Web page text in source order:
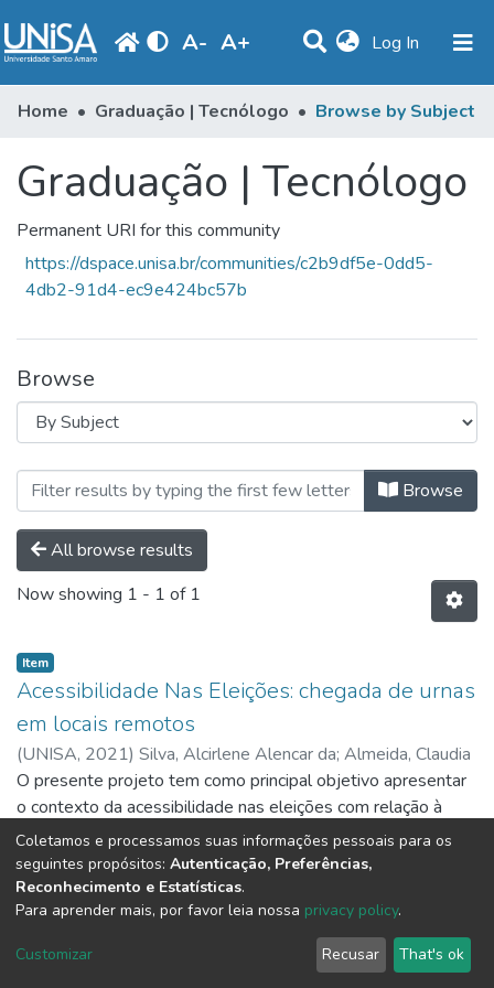
A- A+ Log In (current)
Communities & Collections
Produção Docente
Library
Periodicals
Home Graduação | Tecnólogo Browse by Subject
Graduação | Tecnólogo
Permanent URI for this community
https://dspace.unisa.br/communities/c2b9df5e-0dd5-
4db2-91d4-ec9e424bc57b
Browse
Browsing Graduação | Tecnólogo
Browse
All browse results
Now showing 1 - 1 of 1
Item
Acessibilidade Nas Eleições: chegada de urnas
em locais remotos
(UNISA, 2021) Silva, Alcirlene Alencar da; Almeida, Claudia
do Rosário de;Jesus, Edson Oliveira de;Santana, Gisele
Cristina Mendes Leite;Maia, Osvaldo Figueiredo
O presente projeto tem como principal objetivo apresentar
o contexto da acessibilidade nas eleições com relação à
chegada de urnas em locais remotos no território brasileiro,
que é talhado de falta de acessibilidade às urnas o que
acaba por prejudicar a cidadania efetiva que deveria chegas
à todos em qualquer parte do nosso território.
Show more
DSpace software copyright © 2002-2026 LYRASIS
Send Feedback
Coletamos e processamos suas informações pessoais para os
seguintes propósitos: Autenticação, Preferências,
Reconhecimento e Estatísticas.
Para aprender mais, por favor leia nossa privacy policy.
Customizar Recusar That's ok